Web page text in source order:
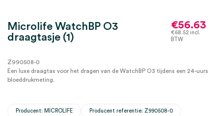
Microlife WatchBP O3
draagtasje (1)
€56.63
€68.52 incl.
BTW
Z990508-0
Een luxe draagtas voor het dragen van de WatchBP O3 tijdens een 24-uurs
bloeddrukmeting.
Producent: MICROLIFE Producent referentie: Z990508-0